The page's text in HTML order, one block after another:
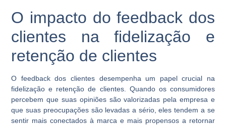
O impacto do feedback dos
clientes na fidelização e
retenção de clientes
O feedback dos clientes desempenha um papel crucial na
fidelização e retenção de clientes. Quando os consumidores
percebem que suas opiniões são valorizadas pela empresa e
que suas preocupações são levadas a sério, eles tendem a se
sentir mais conectados à marca e mais propensos a retornar